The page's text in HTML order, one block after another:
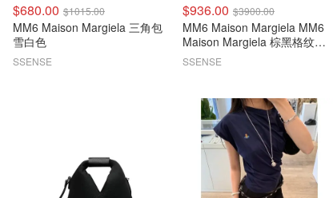
$680.00 $1015.00
MM6 Maison Margiela 三角包
雪白色
SSENSE
$936.00 $3900.00
MM6 Maison Margiela MM6
Maison Margiela 棕黑格纹大
衣
SSENSE